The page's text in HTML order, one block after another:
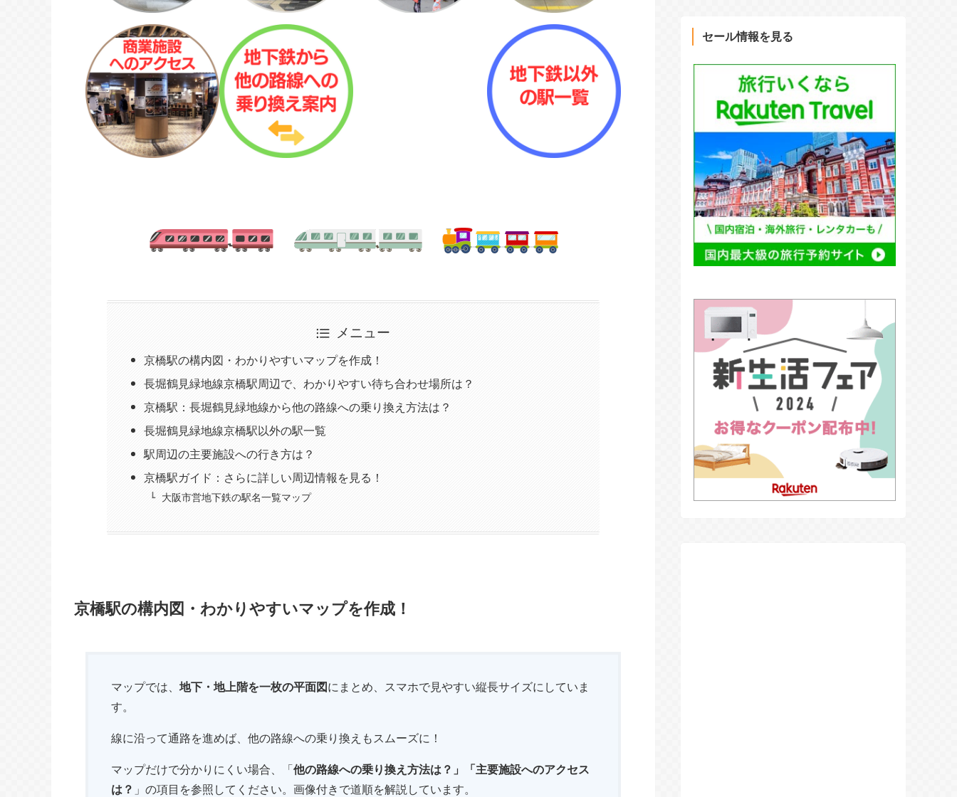
メニュー
京橋駅の構内図・わかりやすいマップを作成！
長堀鶴見緑地線京橋駅周辺で、わかりやすい待ち合わせ場所は？
京橋駅：長堀鶴見緑地線から他の路線への乗り換え方法は？
長堀鶴見緑地線京橋駅以外の駅一覧
駅周辺の主要施設への行き方は？
京橋駅ガイド：さらに詳しい周辺情報を見る！
大阪市営地下鉄の駅名一覧マップ
京橋駅の構内図・わかりやすいマップを作成！
マップでは、 地下・地上階を一枚の平面図 にまとめ、スマホで見やすい縦長サイズにしていま
す。
線に沿って通路を進めば、他の路線への乗り換えもスムーズに！
マップだけで分かりにくい場合、「 他の路線への乗り換え方法は？」「主要施設へのアクセス
は？ 」の項目を参照してください。画像付きで道順を解説しています。
セール情報を見る